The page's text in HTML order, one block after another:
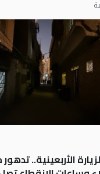
الأربعينية..